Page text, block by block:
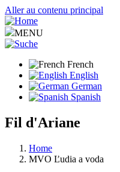
Aller au contenu principal
MENU
French
English
German
Spanish
Fil d'Ariane
Home
MVO Ľudia a voda